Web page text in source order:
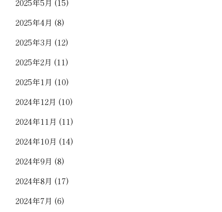
2025年4月 (8)
2025年3月 (12)
2025年2月 (11)
2025年1月 (10)
2024年12月 (10)
2024年11月 (11)
2024年10月 (14)
2024年9月 (8)
2024年8月 (17)
2024年7月 (6)